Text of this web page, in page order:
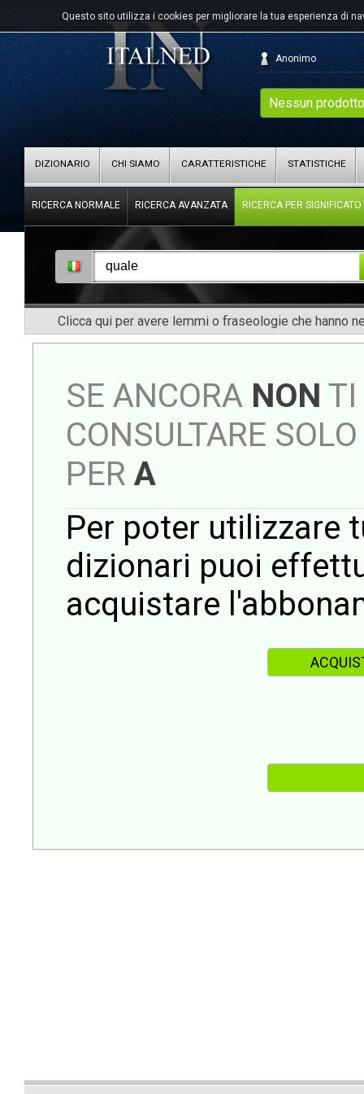
Questo sito utilizza i cookies per migliorare la tua esperienza di
Nessun
Anonimo
DIZIONARIO CHI SIAMO CARATTERISTICHE STATISTICHE
RICERCA NORMALE RICERCA AVANZATA RICERCA PER SIGNIFICATO
Clicca qui per avere lemmi o fraseologie che hanno
SE ANCORA NON TI
CONSULTARE
PER A
Per poter utilizzare
dizionari puoi
acquistare